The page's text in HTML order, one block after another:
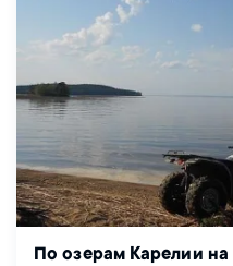
По озерам Карелии на